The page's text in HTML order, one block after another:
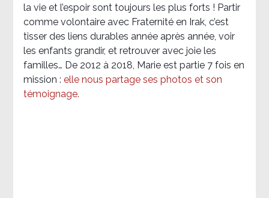
la vie et l’espoir sont toujours les plus forts ! Partir
comme volontaire avec Fraternité en Irak, c’est
tisser des liens durables année après année, voir
les enfants grandir, et retrouver avec joie les
familles… De 2012 à 2018, Marie est partie 7 fois en
mission : elle nous partage ses photos et son
témoignage.